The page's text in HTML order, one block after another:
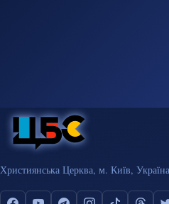
Християнська Церква, м. Київ, Україна